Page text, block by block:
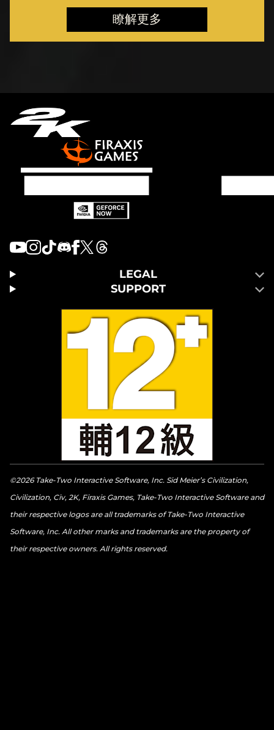
瞭解更多
LEGAL
SUPPORT
©2026 Take-Two Interactive Software, Inc. Sid Meier’s Civilization,
Civilization, Civ, 2K, Firaxis Games, Take-Two Interactive Software and
their respective logos are all trademarks of Take-Two Interactive
Software, Inc. All other marks and trademarks are the property of
their respective owners. All rights reserved.